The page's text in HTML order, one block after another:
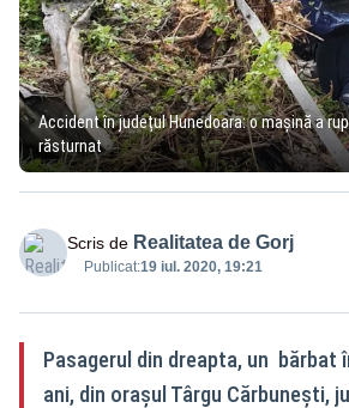
Accident în județul Hunedoara: o mașină a
răsturnat
Scris de Realitatea de Gorj
Publicat:19 iul. 2020, 19:21
Pasagerul din dreapta, un bărbat
ani, din orașul Târgu Cărbunești,